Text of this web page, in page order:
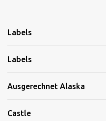
Labels
Labels
Ausgerechnet Alaska
Castle